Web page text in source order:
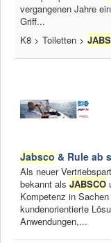
vergangenen Jahre
Griff...
K8 > Toiletten >
Jabsco & Rule ab
Als neuer
bekannt als JABSCO
Kompetenz in
kundenorientierte
Anwendungen,...